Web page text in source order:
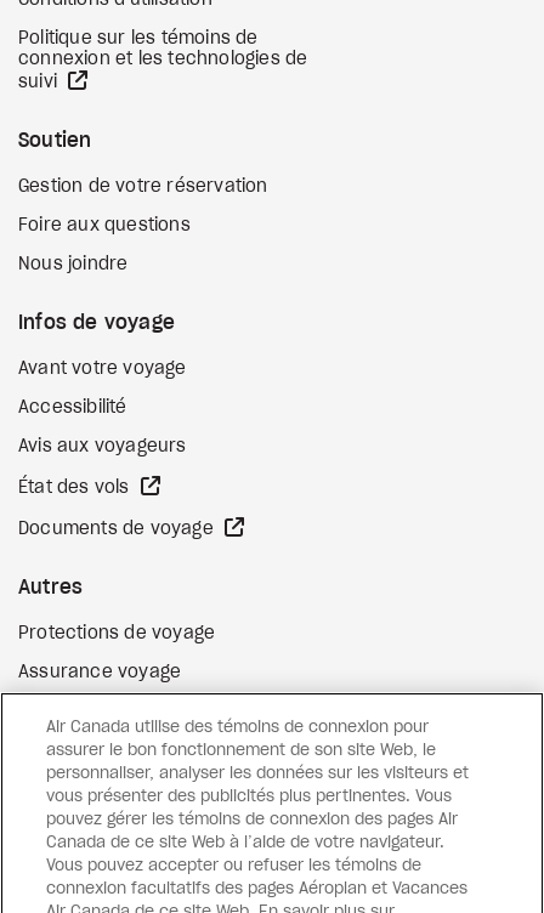
Politique sur les témoins de
connexion et les technologies de
suivi
Soutien
Gestion de votre réservation
Foire aux questions
Nous joindre
Infos de voyage
Avant votre voyage
Accessibilité
Avis aux voyageurs
État des vols
Documents de voyage
Autres
Protections de voyage
Assurance voyage
Surclassement de vol
Cartes-cadeaux Site Web externe
FacebookInstagram
Pinterest
Air Canada utilise des témoins de connexion pour
assurer le bon fonctionnement de son site Web, le
personnaliser, analyser les données sur les visiteurs et
vous présenter des publicités plus pertinentes. Vous
pouvez gérer les témoins de connexion des pages Air
Canada de ce site Web à l’aide de votre navigateur.
Vous pouvez accepter ou refuser les témoins de
connexion facultatifs des pages Aéroplan et Vacances